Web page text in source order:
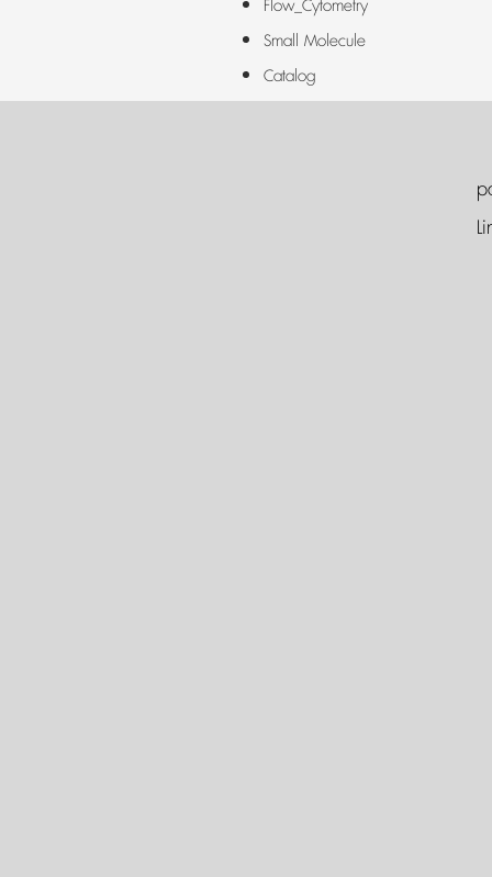
Flow_Cytometry
Small Molecule
Catalog